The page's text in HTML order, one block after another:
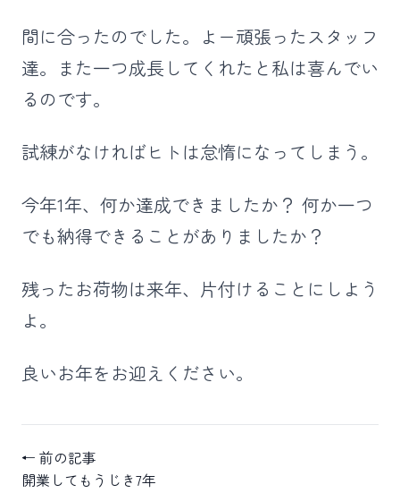
間に合ったのでした。よー頑張ったスタッフ
達。また一つ成長してくれたと私は喜んでい
るのです。
試練がなければヒトは怠惰になってしまう。
今年1年、何か達成できましたか？ 何か一つ
でも納得できることがありましたか？
残ったお荷物は来年、片付けることにしよう
よ。
良いお年をお迎えください。
← 前の記事
開業してもうじき7年